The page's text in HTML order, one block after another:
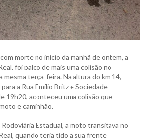
morte no início da manhã de ontem, a
foi palco de mais uma colisão no
mesma terça-feira. Na altura do km 14,
a Rua Emílio Britz e Sociedade
19h20, aconteceu uma colisão que
e caminhão.
Estadual, a moto transitava no
quando teria tido a sua frente